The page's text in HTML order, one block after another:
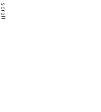
scroll